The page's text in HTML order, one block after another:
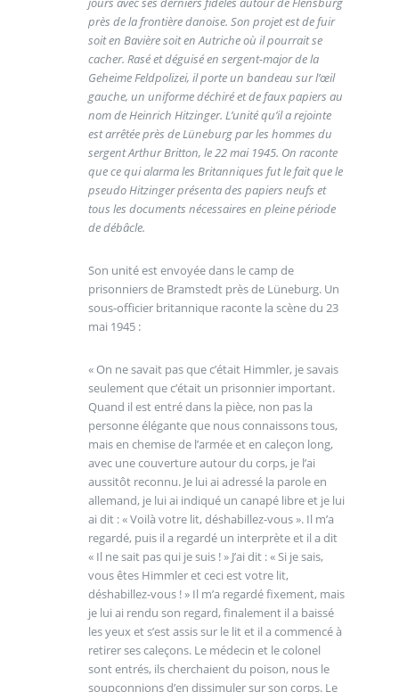
près de la frontière danoise. Son projet est de fuir
soit en Bavière soit en Autriche où il pourrait se
cacher. Rasé et déguisé en sergent-major de la
Geheime Feldpolizei, il porte un bandeau sur l’œil
gauche, un uniforme déchiré et de faux papiers au
nom de Heinrich Hitzinger. L’unité qu’il a rejointe
est arrêtée près de Lüneburg par les hommes du
sergent Arthur Britton, le 22 mai 1945. On raconte
que ce qui alarma les Britanniques fut le fait que le
pseudo Hitzinger présenta des papiers neufs et
tous les documents nécessaires en pleine période
de débâcle.
Son unité est envoyée dans le camp de
prisonniers de Bramstedt près de Lüneburg. Un
sous-officier britannique raconte la scène du 23
mai 1945 :
« On ne savait pas que c’était Himmler, je savais
seulement que c’était un prisonnier important.
Quand il est entré dans la pièce, non pas la
personne élégante que nous connaissons tous,
mais en chemise de l’armée et en caleçon long,
avec une couverture autour du corps, je l’ai
aussitôt reconnu. Je lui ai adressé la parole en
allemand, je lui ai indiqué un canapé libre et je lui
ai dit : « Voilà votre lit, déshabillez-vous ». Il m’a
regardé, puis il a regardé un interprète et il a dit
« Il ne sait pas qui je suis ! » J’ai dit : « Si je sais,
vous êtes Himmler et ceci est votre lit,
déshabillez-vous ! » Il m’a regardé fixement, mais
je lui ai rendu son regard, finalement il a baissé
les yeux et s’est assis sur le lit et il a commencé à
retirer ses caleçons. Le médecin et le colonel
sont entrés, ils cherchaient du poison, nous le
soupçonnions d’en dissimuler sur son corps. Le